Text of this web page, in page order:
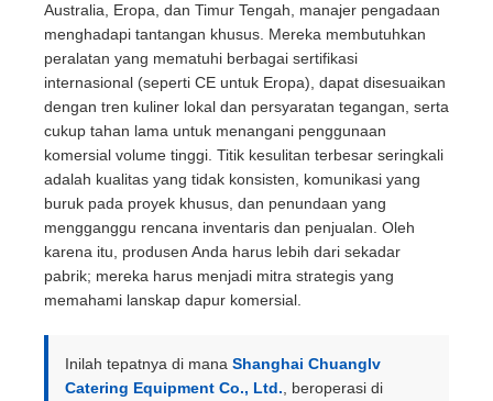
Australia, Eropa, dan Timur Tengah, manajer pengadaan
menghadapi tantangan khusus. Mereka membutuhkan
peralatan yang mematuhi berbagai sertifikasi
internasional (seperti CE untuk Eropa), dapat disesuaikan
dengan tren kuliner lokal dan persyaratan tegangan, serta
cukup tahan lama untuk menangani penggunaan
komersial volume tinggi. Titik kesulitan terbesar seringkali
adalah kualitas yang tidak konsisten, komunikasi yang
buruk pada proyek khusus, dan penundaan yang
mengganggu rencana inventaris dan penjualan. Oleh
karena itu, produsen Anda harus lebih dari sekadar
pabrik; mereka harus menjadi mitra strategis yang
memahami lanskap dapur komersial.
Inilah tepatnya di mana Shanghai Chuanglv
Catering Equipment Co., Ltd. , beroperasi di